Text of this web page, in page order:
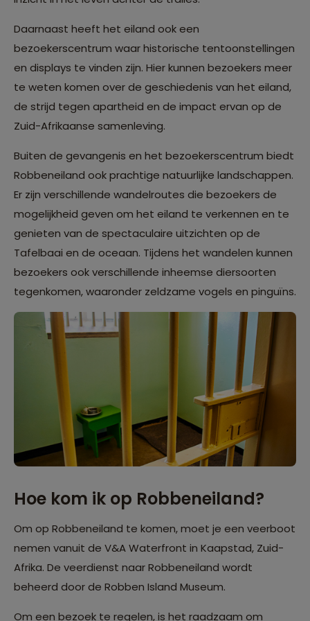
Daarnaast heeft het eiland ook een
bezoekerscentrum waar historische tentoonstellingen
en displays te vinden zijn. Hier kunnen bezoekers meer
te weten komen over de geschiedenis van het eiland,
de strijd tegen apartheid en de impact ervan op de
Zuid-Afrikaanse samenleving.
Buiten de gevangenis en het bezoekerscentrum biedt
Robbeneiland ook prachtige natuurlijke landschappen.
Er zijn verschillende wandelroutes die bezoekers de
mogelijkheid geven om het eiland te verkennen en te
genieten van de spectaculaire uitzichten op de
Tafelbaai en de oceaan. Tijdens het wandelen kunnen
bezoekers ook verschillende inheemse diersoorten
tegenkomen, waaronder zeldzame vogels en pinguïns.
Hoe kom ik op Robbeneiland?
Om op Robbeneiland te komen, moet je een veerboot
nemen vanuit de V&A Waterfront in Kaapstad, Zuid-
Afrika. De veerdienst naar Robbeneiland wordt
beheerd door de Robben Island Museum.
Om een bezoek te regelen, is het raadzaam om